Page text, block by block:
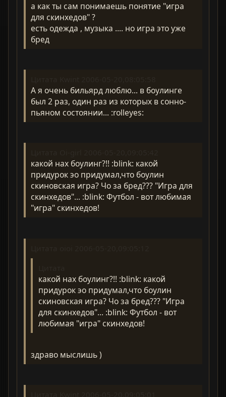
а как ты сам понимаешь понятие "игра
для скинхедов" ?
есть одежда , музыка .... но игра это уже
бред
А я очень бильярд люблю... в боулинге
был 2 раз, один раз из которых в сонно-
пьяном состоянии... :rolleyes:
какой нах боулинг?!! :blink: какой
придурок эо придумал,что боулин
скиновская игра? Чо за бред??? "Игра для
скинхедов"... :blink: Футбол - вот любимая
"игра" скинхедов!
какой нах боулинг?!! :blink: какой
придурок эо придумал,что боулин
скиновская игра? Чо за бред??? "Игра
для скинхедов"... :blink: Футбол - вот
любимая "игра" скинхедов!
здраво мыслишь )